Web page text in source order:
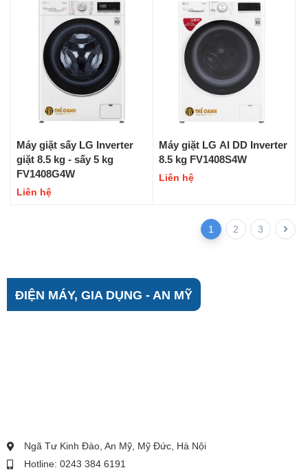
Máy giặt sấy LG Inverter
giặt 8.5 kg - sấy 5 kg
FV1408G4W
Liên hệ
Máy giặt LG AI DD Inverter
8.5 kg FV1408S4W
Liên hệ
1 2 3
ĐIỆN MÁY, GIA DỤNG - AN MỸ
Ngã Tư Kinh Đào, An Mỹ, Mỹ Đức, Hà Nội
Hotline: 0243 384 6191